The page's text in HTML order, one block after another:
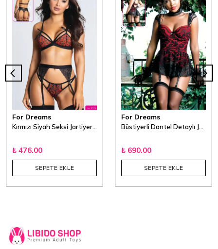
For Dreams
₺ 476.00
SEPETE EKLE
For Dreams
₺ 690.00
SEPETE EKLE